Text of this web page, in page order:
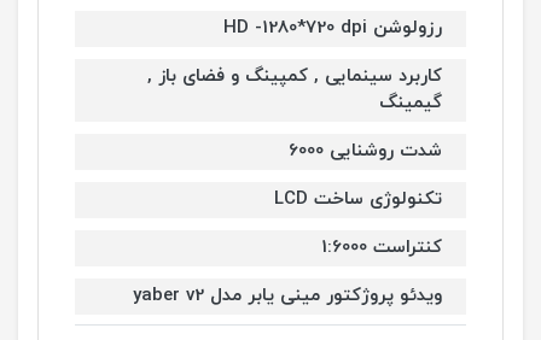
رزولوشن HD -1280*720 dpi
کاربرد سینمایی , کمپینگ و فضای باز ,
گیمینگ
شدت روشنایی 6000
تکنولوژی ساخت LCD
کنتراست 1:6000
ویدئو پروژکتور مینی یابر مدل yaber v2